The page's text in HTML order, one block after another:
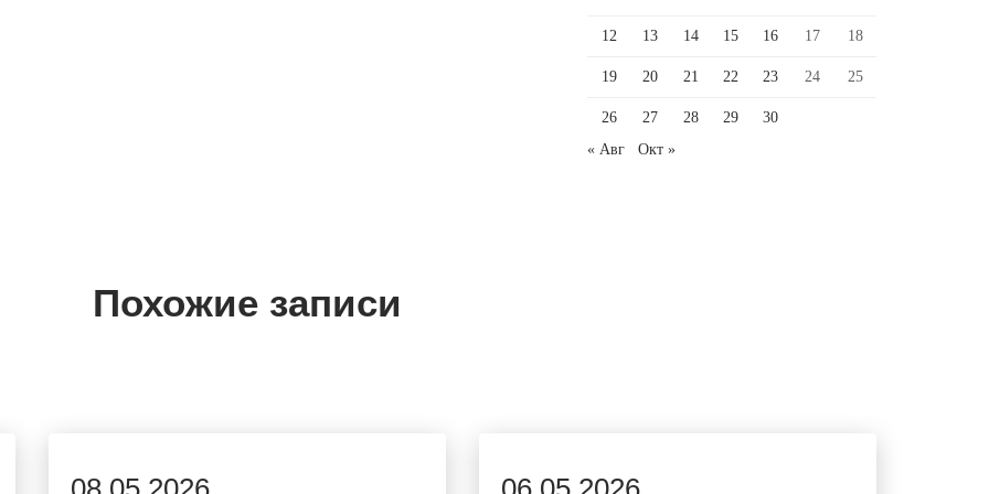
12 13 14 15 16 17 18
19 20 21 22 23 24 25
26 27 28 29
30
« Авг
Окт »
Похожие записи